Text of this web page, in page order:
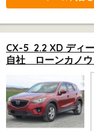
CX-5 2.2 XD デ
自社 ローンカノ